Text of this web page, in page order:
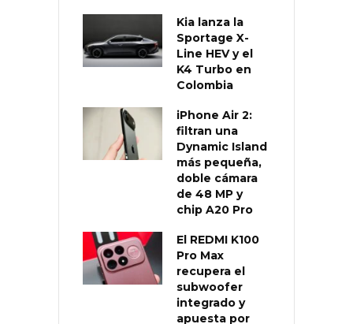
Kia lanza la
Sportage X-
Line HEV y el
K4 Turbo en
Colombia
iPhone Air 2:
filtran una
Dynamic Island
más pequeña,
doble cámara
de 48 MP y
chip A20 Pro
El REDMI K100
Pro Max
recupera el
subwoofer
integrado y
apuesta por